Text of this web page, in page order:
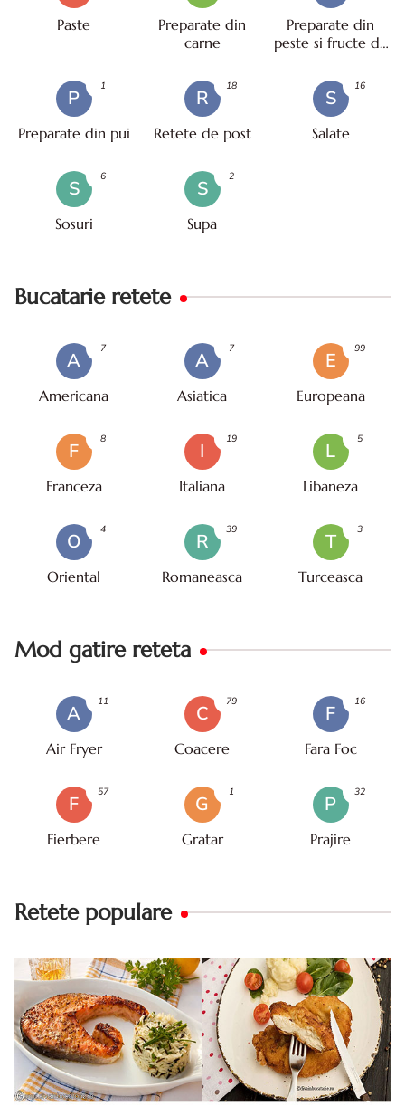
Paste
Preparate din
carne
Preparate din
peste si fructe de
P
Preparate din pui
1
R
Retete de post
18
S
Salate
16
S
Sosuri
6
S
Supa
2
Bucatarie retete
A
Americana
7
A
Asiatica
7
E
Europeana
99
F
Franceza
8
I
Italiana
19
L
Libaneza
5
O
Oriental
4
R
Romaneasca
39
T
Turceasca
3
Mod gatire reteta
A
Air Fryer
11
C
Coacere
79
F
Fara Foc
16
F
Fierbere
57
G
Gratar
1
P
Prajire
32
Retete populare